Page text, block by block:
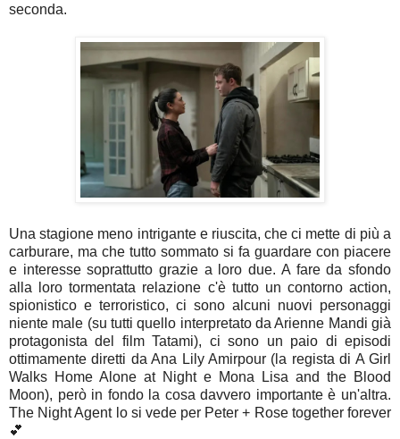
seconda.
Una stagione meno intrigante e riuscita, che ci mette di più a
carburare, ma che tutto sommato si fa guardare con piacere
e interesse soprattutto grazie a loro due. A fare da sfondo
alla loro tormentata relazione c'è tutto un contorno action,
spionistico e terroristico, ci sono alcuni nuovi personaggi
niente male (su tutti quello interpretato da Arienne Mandi già
protagonista del film Tatami), ci sono un paio di episodi
ottimamente diretti da Ana Lily Amirpour (la regista di A Girl
Walks Home Alone at Night e Mona Lisa and the Blood
Moon), però in fondo la cosa davvero importante è un'altra.
The Night Agent lo si vede per Peter + Rose together forever
💕